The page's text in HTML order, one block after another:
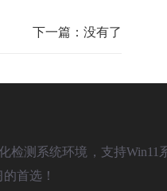
下一篇：没有了
测系统环境，支持Win11
首选！